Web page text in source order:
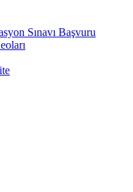
Sınavı Başvuru